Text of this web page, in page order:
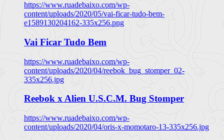
https://www.ruadebaixo.com/wp-
content/uploads/2020/05/vai-ficar-tudo-bem-
e1589130204162-335x256.png
Vai Ficar Tudo Bem
https://www.ruadebaixo.com/wp-
content/uploads/2020/04/reebok_bug_stomper_02-
335x256.jpg
Reebok x Alien U.S.C.M. Bug Stomper
https://www.ruadebaixo.com/wp-
content/uploads/2020/04/oris-x-momotaro-13-335x256.jpg